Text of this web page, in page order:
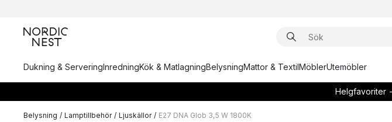
Dukning & ServeringInredningKök & MatlagningBelysningMattor & TextilMöblerUtemöbler
Helgfavoriter
Belysning / Lamptillbehör / Ljuskällor / E27 DNA Glob 3,5 W 1800K